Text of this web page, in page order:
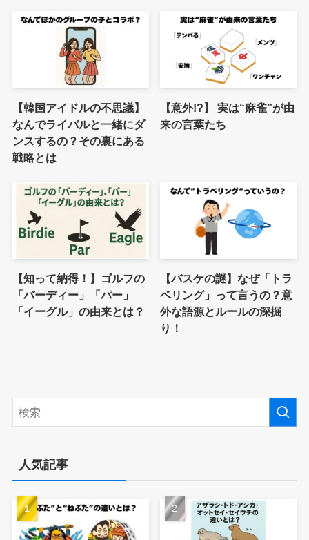
【韓国アイドルの不思議】
なんでライバルと一緒にダ
ンスするの？その裏にある
戦略とは
【意外!?】 実は“麻雀”が由
来の言葉たち
【知って納得！】ゴルフの
「バーディー」「パー」
「イーグル」の由来とは？
【バスケの謎】なぜ「トラ
ベリング」って言うの？意
外な語源とルールの深掘
り！
人気記事